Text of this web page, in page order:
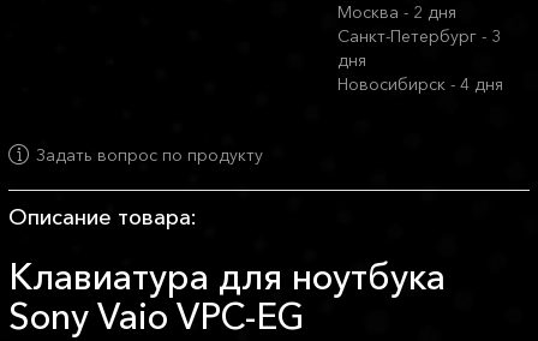
Москва - 2 дня
Санкт-Петербург - 3
дня
Новосибирск - 4 дня
Задать вопрос по продукту
Описание товара:
Клавиатура для ноутбука
Sony Vaio VPC-EG